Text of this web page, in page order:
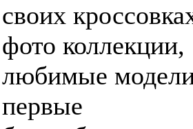
своих
фото коллекции,
любимые
первые